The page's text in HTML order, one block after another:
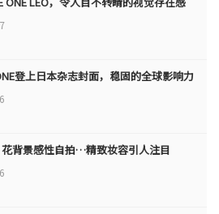
登上日本杂志封面，稳固的全球影响力
花背景感性自拍…精致妆容引人注目